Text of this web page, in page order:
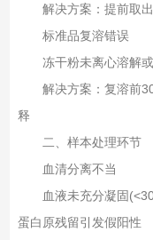
解决方案：提前取出
标准品复溶错误‌
冻干粉未离心溶解或
解决方案：复溶前
释
二、样本处理环节
血清分离不当‌
血液未充分凝固(<30
蛋白原残留引发假阳性